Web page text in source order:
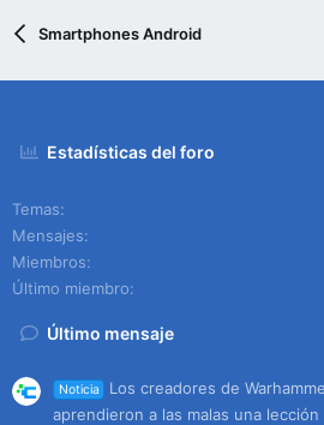
Smartphones Android
Estadísticas del foro
Temas
Mensajes
Miembros
Último miembro
Último mensaje
Noticia
Los creadores de
aprendieron a las malas una